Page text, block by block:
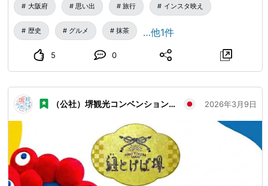
は「堺 旧街道巡り」で検索www.sakai-tcb.or.jp ...
大阪府 思い出 旅行 インスタ映え
歴史 グルメ 抹茶 …他1件
5 0
（公社）堺観光コンベンション協会 2026年3月9日